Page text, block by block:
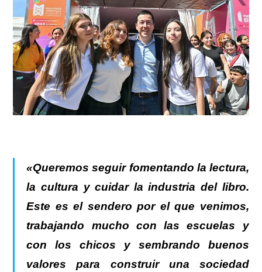
«Queremos seguir fomentando la lectura,
la cultura y cuidar la industria del libro.
Este es el sendero por el que venimos,
trabajando mucho con las escuelas y
con los chicos y sembrando buenos
valores para construir una sociedad